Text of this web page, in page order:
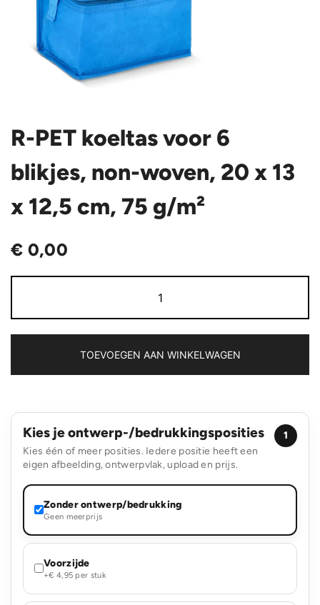
R-PET koeltas voor 6
blikjes, non-woven, 20 x 13
x 12,5 cm, 75 g/m²
€ 0,00
PET
6
blikjes,
woven,
x
12,5
75
g/m²
aantal
TOEVOEGEN AAN WINKELWAGEN
Kies je ontwerp-/bedrukkingsposities
Kies één of meer posities. Iedere positie heeft een
eigen afbeelding, ontwerpvlak, upload en prijs.
1
Zonder ontwerp/bedrukking
Geen meerprijs
Voorzijde
+€ 4,95 per stuk